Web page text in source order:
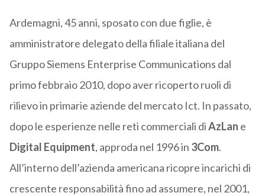
Ardemagni, 45 anni, sposato con due figlie, è
amministratore delegato della filiale italiana del
Gruppo Siemens Enterprise Communications dal
primo febbraio 2010, dopo aver ricoperto ruoli di
rilievo in primarie aziende del mercato Ict. In passato,
dopo le esperienze nelle reti commerciali diAzLan e
Digital Equipment, approda nel 1996 in 3Com.
All’interno dell’azienda americana ricopre incarichi di
crescente responsabilità fino ad assumere, nel 2001,